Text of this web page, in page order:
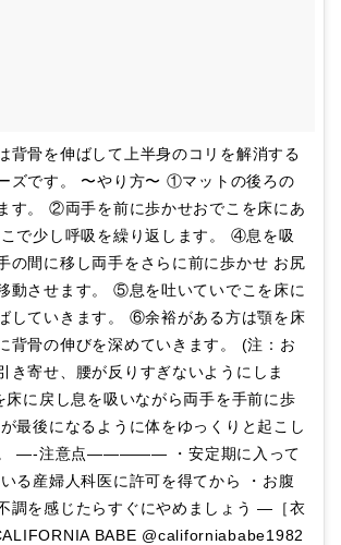
背骨を伸ばして上半身のコリを解消する
ズです。 〜やり方〜 ①マットの後ろの
す。 ②両手を前に歩かせおでこを床にあ
で少し呼吸を繰り返します。 ④息を吸
の間に移し両手をさらに前に歩かせ お尻
動させます。 ⑤息を吐いていでこを床に
していきます。 ⑥余裕がある方は顎を床
背骨の伸びを深めていきます。 (注：お
き寄せ、腰が反りすぎないようにしま
に戻し息を吸いながら両手を手前に歩
最後になるように体をゆっくりと起こし
。 —-注意点————— ・安定期に入って
る産婦人科医に許可を得てから ・お腹
調を感じたらすぐにやめましょう —［衣
BABE @californiababe1982